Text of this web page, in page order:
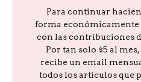
Para continuar
forma económicamente
con las contribuciones
Por tan solo $5 al
recibe un email
todos los artículos que